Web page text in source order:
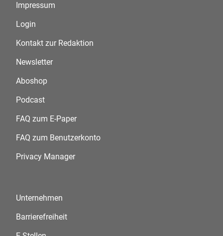
Impressum
Login
Kontakt zur Redaktion
Newsletter
Aboshop
Podcast
FAQ zum E-Paper
FAQ zum Benutzerkonto
Privacy Manager
Unternehmen
Barrierefreiheit